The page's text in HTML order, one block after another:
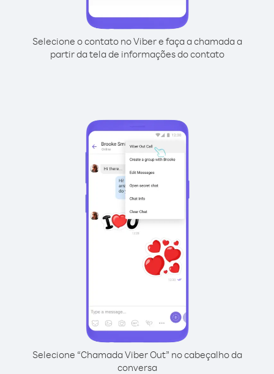
Selecione o contato no Viber e faça a chamada a
partir da tela de informações do contato
Selecione “Chamada Viber Out” no cabeçalho da
conversa